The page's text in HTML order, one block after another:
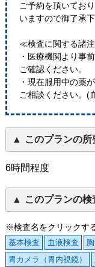
ご予約を頂いてお
いますので御了承下
≪検査に関する諸
・医療機関より事
ご確認ください。
・現在服用中の薬
ご相談ください。(
このプランの所
6時間程度
このプランの検
※検査名をクリックす
基本検査 血液検査
胃カメラ（胃内視鏡）